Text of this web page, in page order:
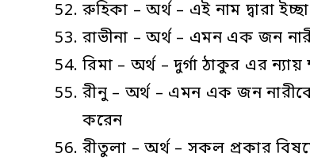
রুহিকা – অর্থ – এই নাম দ্বারা
রাভীনা – অর্থ – এমন এক জন
রিমা – অর্থ – দুর্গা ঠাকুর এর
রীনু – অর্থ – এমন এক জন
করেন
রীতুলা – অর্থ – সকল প্রকার